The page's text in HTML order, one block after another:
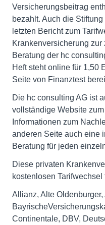
Versicherungsbeitrag
bezahlt. Auch die
letzten Bericht zum
Krankenversicherung
Beratung der hc
Heft steht online für 1,50
Seite von Finanztest
Die hc consulting AG ist
vollständige Website
Informationen zum
anderen Seite auch eine
Beratung für jeden
Diese privaten
kostenlosen Tarifwechsel
Allianz, Alte
Continentale, DBV,